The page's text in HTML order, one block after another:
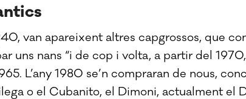
van apareixent altres capgrossos, que
uns nans “i de cop i volta, a partir del
L’any 1980 se’n compraran de nous,
o el Cubanito, el Dimoni, actualment el